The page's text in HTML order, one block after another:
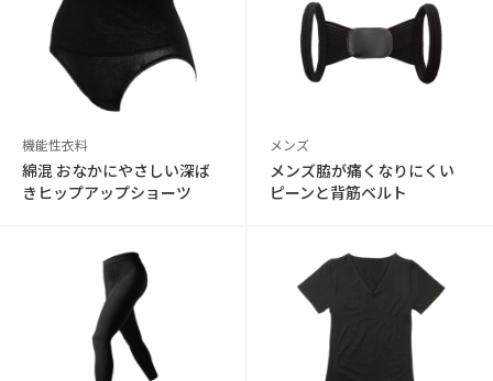
機能性衣料
綿混 おなかにやさしい深ば
きヒップアップショーツ
メンズ
メンズ脇が痛くなりにくい
ピーンと背筋ベルト